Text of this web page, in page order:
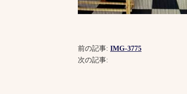
前の記事: IMG-3775
次の記事: